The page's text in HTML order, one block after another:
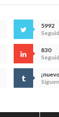
5992
830